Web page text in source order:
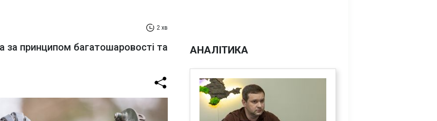
2 хв
за принципом багатошаровості та АНАЛІТИКА